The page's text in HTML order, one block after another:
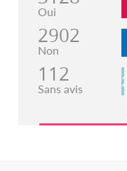
Oui
2902
Non
112
Sans avis